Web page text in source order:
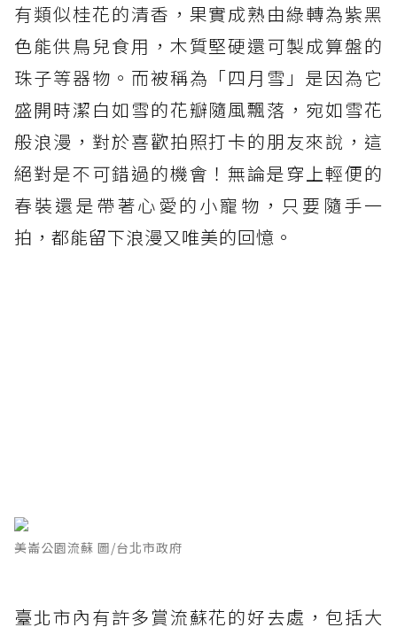
有類似桂花的清香，果實成熟由綠轉為紫黑
色能供鳥兒食用，木質堅硬還可製成算盤的
珠子等器物。而被稱為「四月雪」是因為它
盛開時潔白如雪的花瓣隨風飄落，宛如雪花
般浪漫，對於喜歡拍照打卡的朋友來說，這
絕對是不可錯過的機會！無論是穿上輕便的
春裝還是帶著心愛的小寵物，只要隨手一
拍，都能留下浪漫又唯美的回憶。
美崙公園流蘇 圖/台北市政府
臺北市內有許多賞流蘇花的好去處，包括大